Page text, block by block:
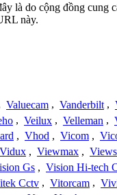
là do cộng đồng cung
này.
Valuecam , Vanderbilt ,
, Veilux , Velleman ,
, Vhod , Vicom ,
Vidux , Viewmax ,
Gs , Vision Hi-tech
Cctv , Vitorcam ,